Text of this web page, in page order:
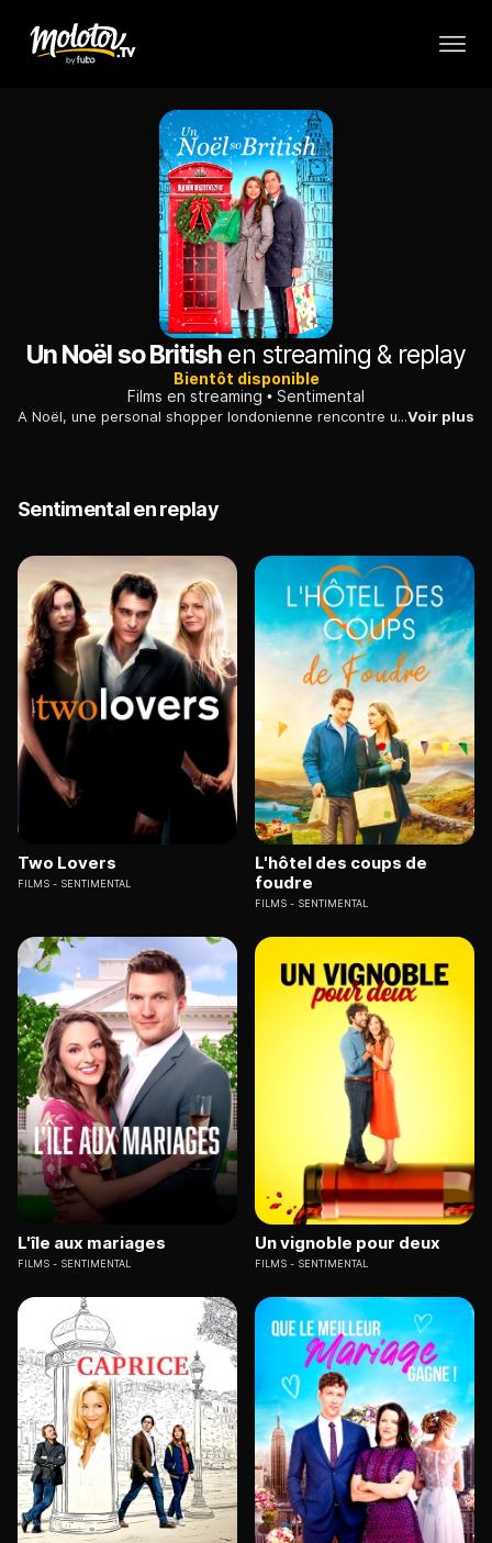
Un Noël so British en streaming & replay
Bientôt disponible
Films en streaming
Sentimental
A Noël, une personal shopper londonienne rencontre un Américain installé depuis peu dans la capitale et qui vient d'acheter une carte cadeau pour sa copine.Voir plus
Sentimental en replay
Two Lovers
FILMS SENTIMENTAL
L'hôtel des coups de
foudre
FILMS SENTIMENTAL
L'île aux mariages
FILMS SENTIMENTAL
Un vignoble pour deux
FILMS SENTIMENTAL